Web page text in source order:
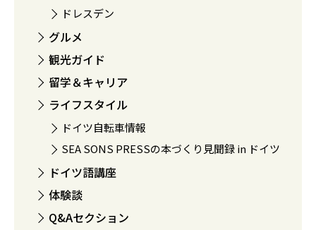
ドレスデン
グルメ
観光ガイド
留学＆キャリア
ライフスタイル
ドイツ自転車情報
SEA SONS PRESSの本づくり見聞録 in ドイツ
ドイツ語講座
体験談
Q&Aセクション